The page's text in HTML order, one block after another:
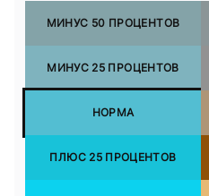
МИНУС 50 ПРОЦЕНТОВ
МИНУС 25 ПРОЦЕНТОВ
НОРМА
ПЛЮС 25 ПРОЦЕНТОВ